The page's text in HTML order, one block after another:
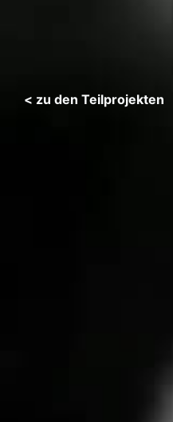
< zu den Teilprojekten